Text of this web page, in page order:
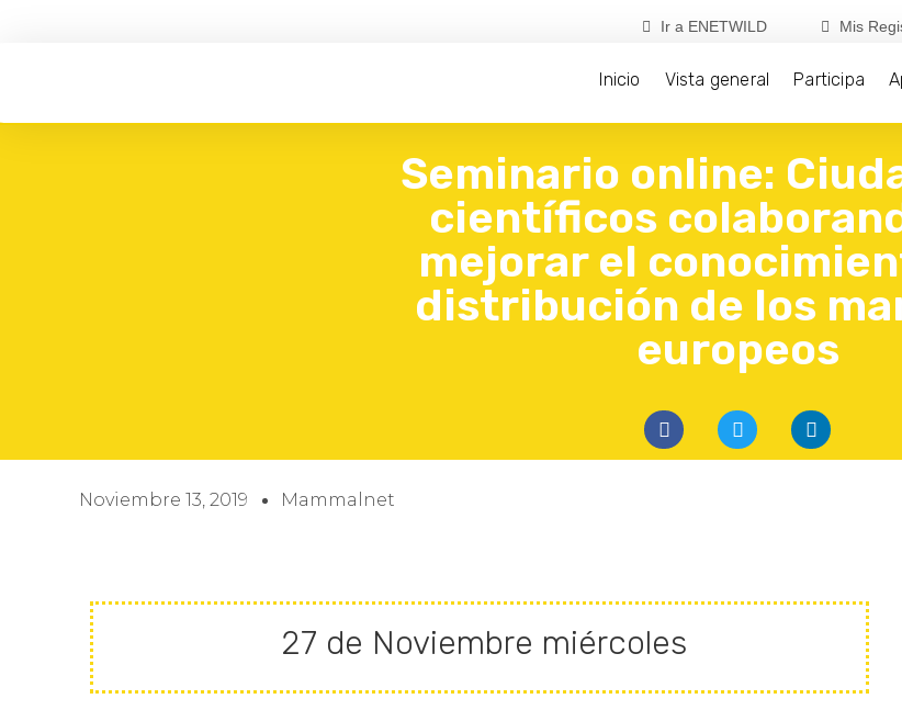
Ir a ENETWILD Mis
Inicio Vista general Participa
Seminario online:
científicos
mejorar el
distribución de los
europeos
Noviembre 13, 2019 Mammalnet
27 de Noviembre miércoles